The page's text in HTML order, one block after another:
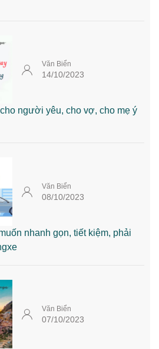
Văn Biển
14/10/2023
người yêu, cho vợ, cho mẹ ý
Văn Biển
08/10/2023
nhanh gọn, tiết kiệm, phải
Văn Biển
07/10/2023